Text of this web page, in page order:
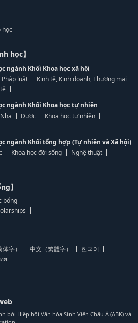
học
học】
ngành Khối Khoa học xã hội
Pháp luật
Kinh tế, Kinh doanh, Thương mại
ngành Khối Khoa học tự nhiên
Dược
Khoa học tự nhiên
ngành Khối tổng hợp (Tự nhiên và Xã hội)
Khoa học đời sống
Nghệ thuật
】
bổng
字） 中文（繁體字）
한국어
ย
bởi Hiệp hội Văn hóa Sinh Viên Châu Á (ABK) và